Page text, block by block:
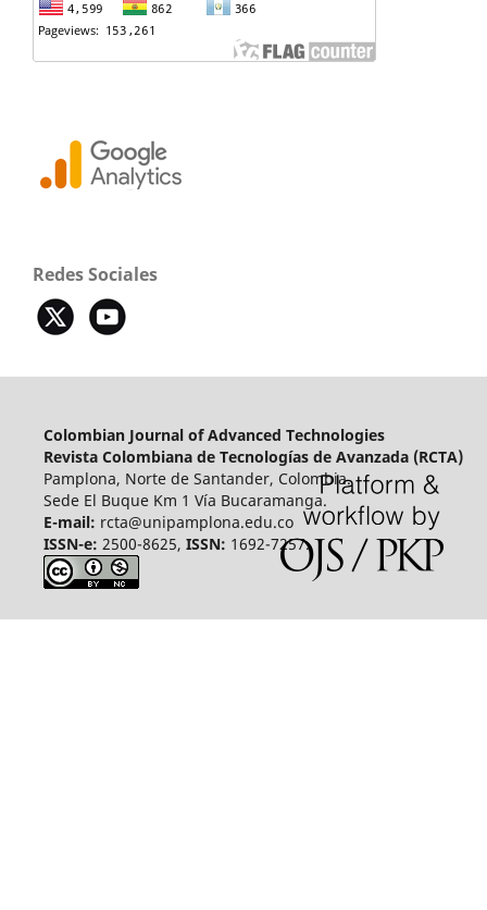
Redes Sociales
Colombian Journal of Advanced Technologies
Revista Colombiana de Tecnologías de Avanzada (RCTA)
Pamplona, Norte de Santander, Colombia.
Sede El Buque Km 1 Vía Bucaramanga.
E-mail: rcta@unipamplona.edu.co
ISSN-e: 2500-8625, ISSN: 1692-7257.